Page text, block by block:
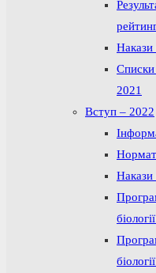
Накази
Списки
2021
Вступ – 2022
Накази